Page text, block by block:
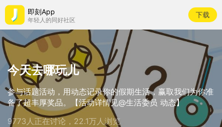
即刻App
年轻人的同好社区
下载
今天去哪玩儿
参与话题活动，用动态记录你的假期生活，赢取我们为你准
备了超丰厚奖品。【活动详情见@生活委员 动态】
9773人正在讨论，22.1万人浏览